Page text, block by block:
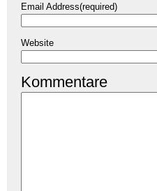
Email Address(required)
Website
Kommentare